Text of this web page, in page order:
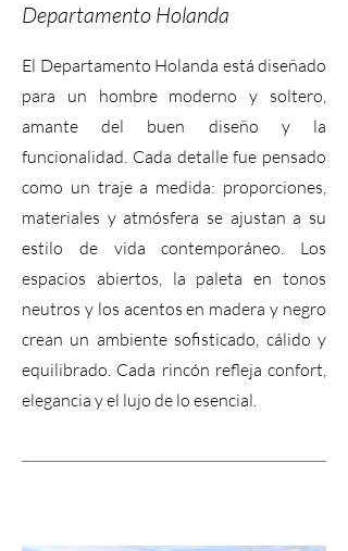
Departamento Holanda
El Departamento Holanda está diseñado
para un hombre moderno y soltero,
amante del buen diseño y la
funcionalidad. Cada detalle fue pensado
como un traje a medida: proporciones,
materiales y atmósfera se ajustan a su
estilo de vida contemporáneo. Los
espacios abiertos, la paleta en tonos
neutros y los acentos en madera y negro
crean un ambiente sofisticado, cálido y
equilibrado. Cada rincón refleja confort,
elegancia y el lujo de lo esencial.